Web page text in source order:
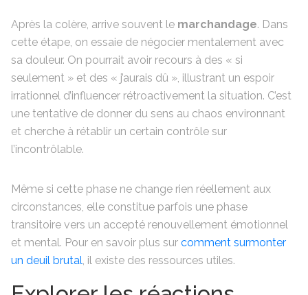
Après la colère, arrive souvent le marchandage. Dans
cette étape, on essaie de négocier mentalement avec
sa douleur. On pourrait avoir recours à des « si
seulement » et des « j’aurais dû », illustrant un espoir
irrationnel d’influencer rétroactivement la situation. C’est
une tentative de donner du sens au chaos environnant
et cherche à rétablir un certain contrôle sur
l’incontrôlable.
Même si cette phase ne change rien réellement aux
circonstances, elle constitue parfois une phase
transitoire vers un accepté renouvellement émotionnel
et mental. Pour en savoir plus sur comment surmonter
un deuil brutal , il existe des ressources utiles.